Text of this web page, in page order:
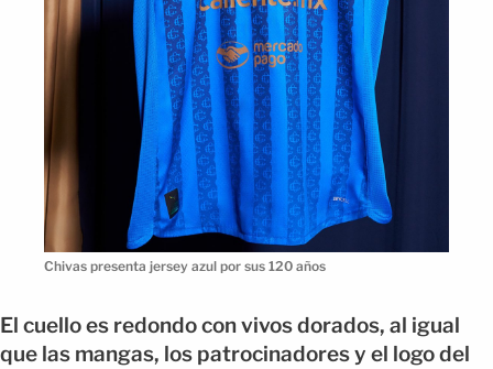
Chivas presenta jersey azul por sus 120 años
El cuello es redondo con vivos dorados, al igual
que las mangas, los patrocinadores y el logo del